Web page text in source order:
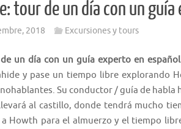
tour de un día con un
2018 Excursiones y tours
un día con un guía experto en español
y pase un tiempo libre explorando
Su conductor / guía de habla
al castillo, donde tendrá mucho
Howth para el almuerzo y el tiempo